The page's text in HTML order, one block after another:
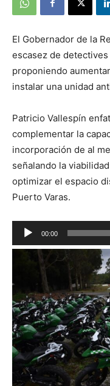
El Gobernador de la
escasez de
proponiendo
instalar una unidad
Patricio Vallespín
complementar la
incorporación de al
señalando la
optimizar el espacio
Puerto Varas.
Reproductor
de
00:00